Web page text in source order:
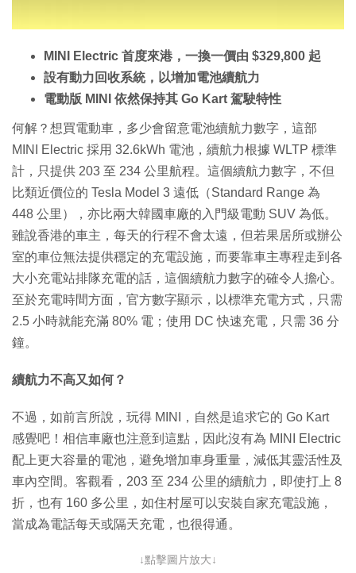
MINI Electric 首度來港，一換一價由 $329,800 起
設有動力回收系統，以增加電池續航力
電動版 MINI 依然保持其 Go Kart 駕駛特性
何解？想買電動車，多少會留意電池續航力數字，這部
MINI Electric 採用 32.6kWh 電池，續航力根據 WLTP 標準
計，只提供 203 至 234 公里航程。這個續航力數字，不但
比類近價位的 Tesla Model 3 遠低（Standard Range 為
448 公里），亦比兩大韓國車廠的入門級電動 SUV 為低。
雖說香港的車主，每天的行程不會太遠，但若果居所或辦公
室的車位無法提供穩定的充電設施，而要靠車主專程走到各
大小充電站排隊充電的話，這個續航力數字的確令人擔心。
至於充電時間方面，官方數字顯示，以標準充電方式，只需
2.5 小時就能充滿 80% 電；使用 DC 快速充電，只需 36 分
鐘。
續航力不高又如何？
不過，如前言所說，玩得 MINI，自然是追求它的 Go Kart
感覺吧！相信車廠也注意到這點，因此沒有為 MINI Electric
配上更大容量的電池，避免增加車身重量，減低其靈活性及
車內空間。客觀看，203 至 234 公里的續航力，即使打上 8
折，也有 160 多公里，如住村屋可以安裝自家充電設施，
當成為電話每天或隔天充電，也很得通。
↓點擊圖片放大↓